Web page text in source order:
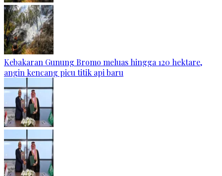
Kebakaran Gunung Bromo meluas hingga 120 hektare,
angin kencang picu titik api baru